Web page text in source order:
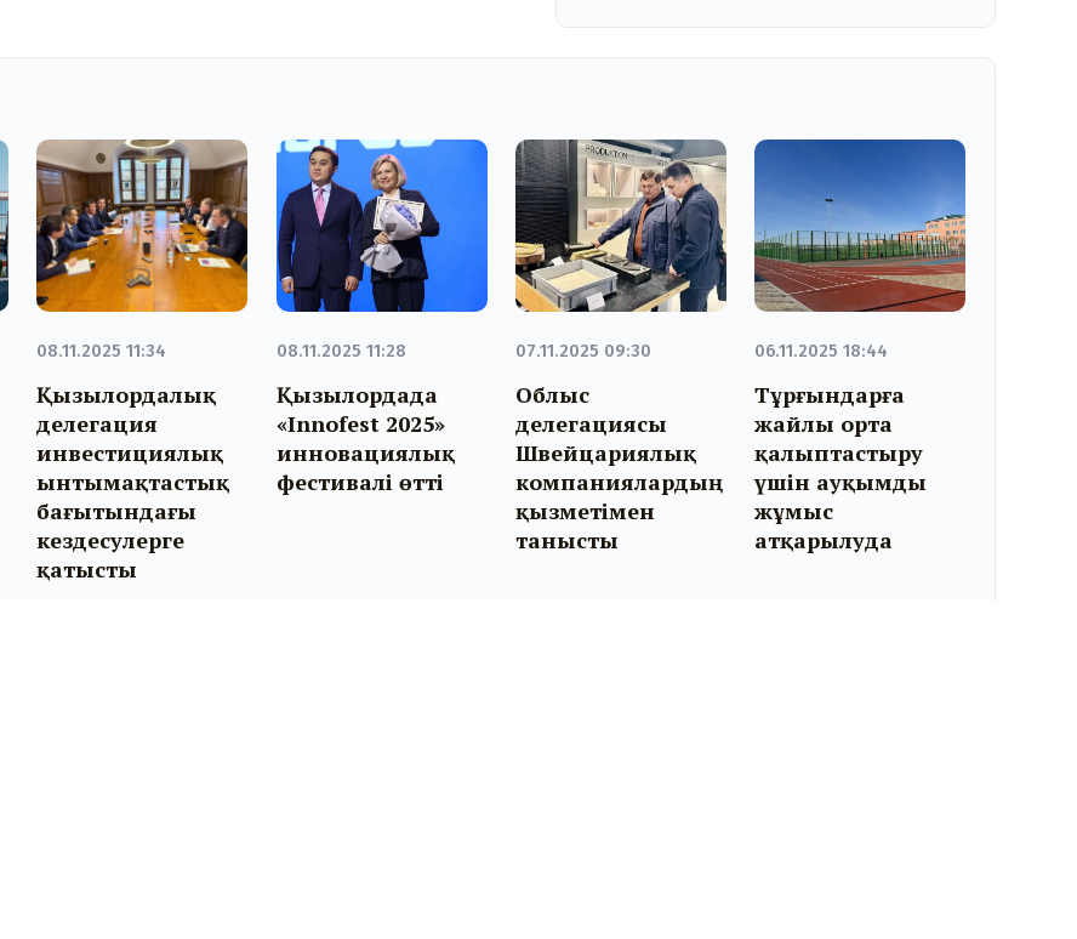
08.11.2025 11:34
Қызылордалық
делегация
инвестициялық
ынтымақтастық
бағытындағы
кездесулерге
қатысты
08.11.2025 11:28
Қызылордада
«Innofest 2025»
инновациялық
фестивалі өтті
07.11.2025 09:30
Облыс
делегациясы
Швейцариялық
компаниялардың
қызметімен
танысты
06.11.2025 18:44
Тұрғындарға
жайлы орта
қалыптастыру
үшін ауқымды
жұмыс
атқарылуда